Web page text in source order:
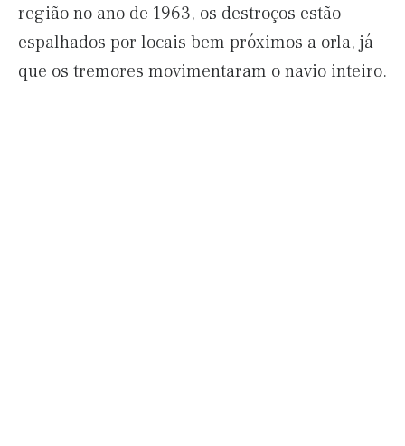
região no ano de 1963, os destroços estão
espalhados por locais bem próximos a orla, já
que os tremores movimentaram o navio inteiro.